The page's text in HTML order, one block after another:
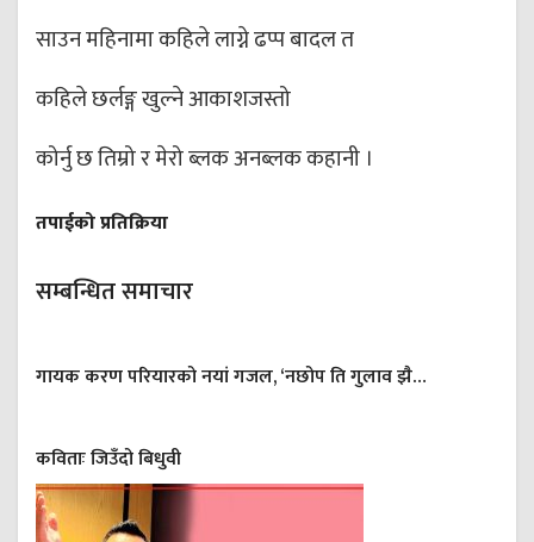
साउन महिनामा कहिले लाग्ने ढप्प बादल त
कहिले छर्लङ्ग खुल्ने आकाशजस्तो
कोर्नु छ तिम्रो र मेरो ब्लक अनब्लक कहानी ।
तपाईको प्रतिक्रिया
सम्बन्धित समाचार
गायक करण परियारको नयां गजल, ‘नछोप ति गुलाव झै…
कविताः जिउँदो बिधुवी